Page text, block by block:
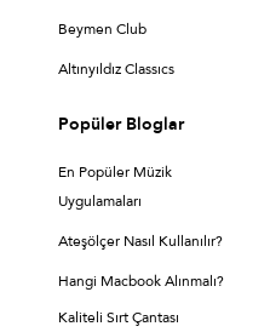
Beymen Club
Altınyıldız Classıcs
Popüler Bloglar
En Popüler Müzik
Uygulamaları
Ateşölçer Nasıl Kullanılır?
Hangi Macbook Alınmalı?
Kaliteli Sırt Çantası